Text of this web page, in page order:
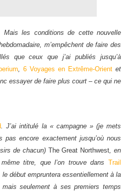
les conditions de cette nouvelle
m’empêchent de faire des
que ceux que j’ai publiés jusqu’à
, 6 Voyages en Extrême-Orient et
essayer de faire plus court – ce qui ne
. J’ai intitulé la « campagne » (je mets
encore exactement jusqu’où nous
de chacun) The Great Northwest , en
titre, que l’on trouve dansTrail
le début empruntera essentiellement à la
, mais seulement à ses premiers temps